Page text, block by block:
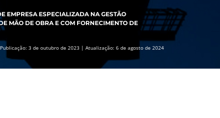
EMPRESA ESPECIALIZADA NA GESTÃO
MÃO DE OBRA E COM FORNECIMENTO DE
Publicação: 3 de outubro de 2023 | Atualização: 6 de agosto de 2024